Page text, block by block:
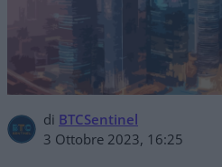
di BTCSentinel
3 Ottobre 2023, 16:25